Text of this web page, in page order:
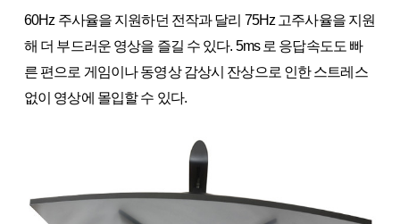
60Hz 주사율을 지원하던 전작과 달리 75Hz 고주사율을 지원
해 더 부드러운 영상을 즐길 수 있다. 5ms 로 응답속도도 빠
른 편으로 게임이나 동영상 감상시 잔상으로 인한 스트레스
없이 영상에 몰입할 수 있다.